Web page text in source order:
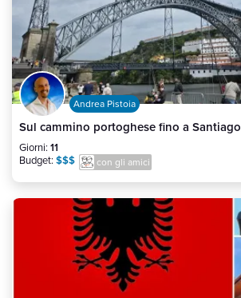
Andrea Pistoia
Sul cammino portoghese fino a Santiago
Giorni: 11
Budget: $$$ con gli amici